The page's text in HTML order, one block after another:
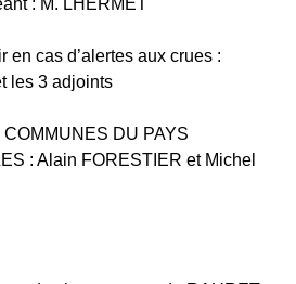
en cas d’alertes aux crues :
les 3 adjoints
DU PAYS
: Alain FORESTIER et Michel